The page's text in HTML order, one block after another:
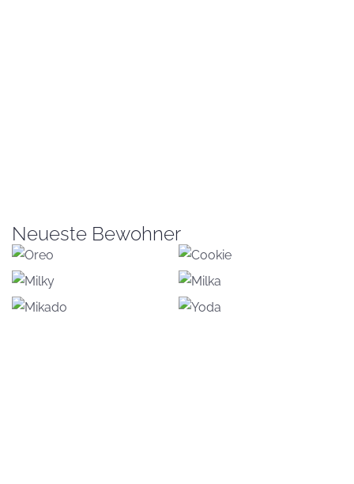
Neueste Bewohner